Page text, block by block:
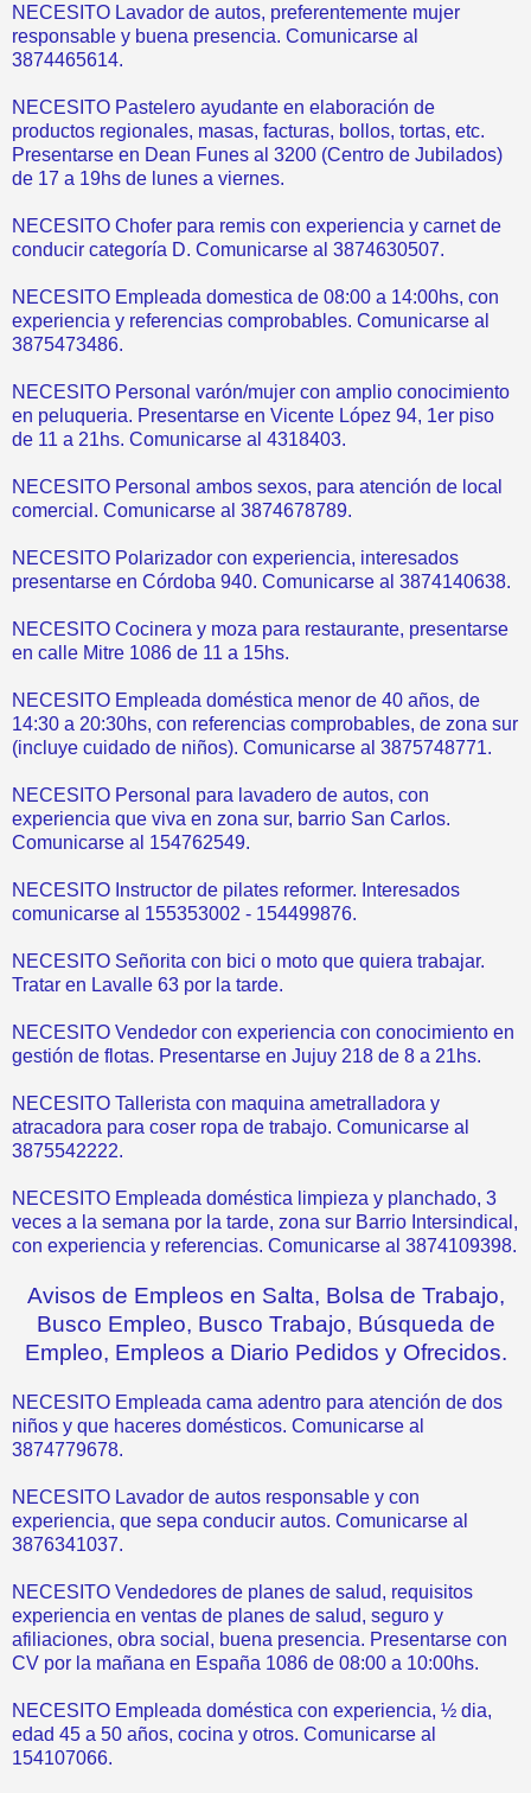
NECESITO Lavador de autos, preferentemente mujer
responsable y buena presencia. Comunicarse al
3874465614.
NECESITO Pastelero ayudante en elaboración de
productos regionales, masas, facturas, bollos, tortas, etc.
Presentarse en Dean Funes al 3200 (Centro de Jubilados)
de 17 a 19hs de lunes a viernes.
NECESITO Chofer para remis con experiencia y carnet de
conducir categoría D. Comunicarse al 3874630507.
NECESITO Empleada domestica de 08:00 a 14:00hs, con
experiencia y referencias comprobables. Comunicarse al
3875473486.
NECESITO Personal varón/mujer con amplio conocimiento
en peluqueria. Presentarse en Vicente López 94, 1er piso
de 11 a 21hs. Comunicarse al 4318403.
NECESITO Personal ambos sexos, para atención de local
comercial. Comunicarse al 3874678789.
NECESITO Polarizador con experiencia, interesados
presentarse en Córdoba 940. Comunicarse al 3874140638.
NECESITO Cocinera y moza para restaurante, presentarse
en calle Mitre 1086 de 11 a 15hs.
NECESITO Empleada doméstica menor de 40 años, de
14:30 a 20:30hs, con referencias comprobables, de zona sur
(incluye cuidado de niños). Comunicarse al 3875748771.
NECESITO Personal para lavadero de autos, con
experiencia que viva en zona sur, barrio San Carlos.
Comunicarse al 154762549.
NECESITO Instructor de pilates reformer. Interesados
comunicarse al 155353002 - 154499876.
NECESITO Señorita con bici o moto que quiera trabajar.
Tratar en Lavalle 63 por la tarde.
NECESITO Vendedor con experiencia con conocimiento en
gestión de flotas. Presentarse en Jujuy 218 de 8 a 21hs.
NECESITO Tallerista con maquina ametralladora y
atracadora para coser ropa de trabajo. Comunicarse al
3875542222.
NECESITO Empleada doméstica limpieza y planchado, 3
veces a la semana por la tarde, zona sur Barrio Intersindical,
con experiencia y referencias. Comunicarse al 3874109398.
Avisos de Empleos en Salta, Bolsa de Trabajo,
Busco Empleo, Busco Trabajo, Búsqueda de
Empleo, Empleos a Diario Pedidos y Ofrecidos.
NECESITO Empleada cama adentro para atención de dos
niños y que haceres domésticos. Comunicarse al
3874779678.
NECESITO Lavador de autos responsable y con
experiencia, que sepa conducir autos. Comunicarse al
3876341037.
NECESITO Vendedores de planes de salud, requisitos
experiencia en ventas de planes de salud, seguro y
afiliaciones, obra social, buena presencia. Presentarse con
CV por la mañana en España 1086 de 08:00 a 10:00hs.
NECESITO Empleada doméstica con experiencia, ½ dia,
edad 45 a 50 años, cocina y otros. Comunicarse al
154107066.